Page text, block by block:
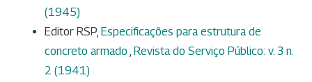
(1945)
Editor RSP, Especificações para estrutura de
concreto armado , Revista do Serviço Público: v. 3 n.
2 (1941)